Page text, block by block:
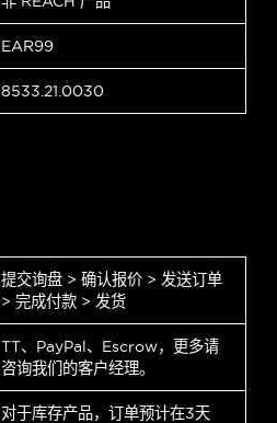
EAR99
8533.21.0030
提交询盘 > 确认报价 > 发送订单
> 完成付款 > 发货
TT、PayPal、Escrow，更多请
咨询我们的客户经理。
对于库存产品，订单预计在3天